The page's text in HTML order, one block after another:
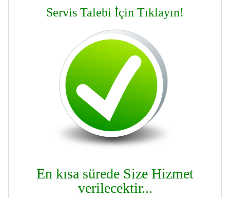
Servis Talebi İçin Tıklayın!
En kısa sürede Size Hizmet
verilecektir...